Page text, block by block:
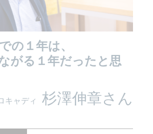
の１年は、
がる１年だったと思
キャディ 杉澤伸章さん